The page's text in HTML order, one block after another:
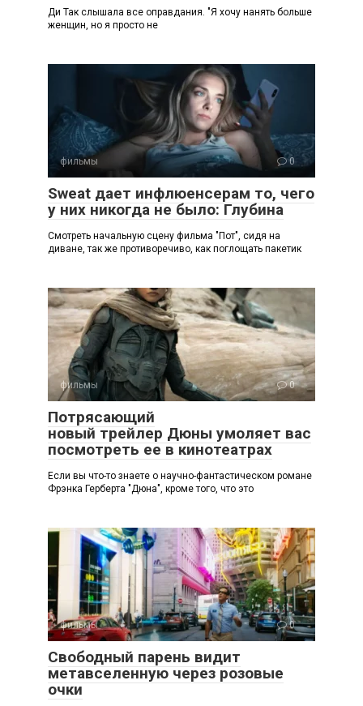
Ди Так слышала все оправдания. "Я хочу нанять больше
женщин, но я просто не
фильмы 0
Sweat дает инфлюенсерам то, чего
у них никогда не было: Глубина
Смотреть начальную сцену фильма "Пот", сидя на
диване, так же противоречиво, как поглощать пакетик
фильмы 0
Потрясающий
новый трейлер Дюны умоляет вас
посмотреть ее в кинотеатрах
Если вы что-то знаете о научно-фантастическом романе
Фрэнка Герберта "Дюна", кроме того, что это
фильмы 0
Свободный парень видит
метавселенную через розовые
очки